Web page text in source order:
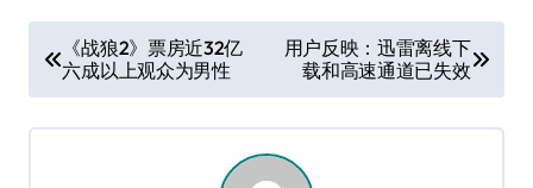
章
导
《战狼2》票房近32亿
六成以上观众为男性
用户反映：迅雷离线下
载和高速通道已失效